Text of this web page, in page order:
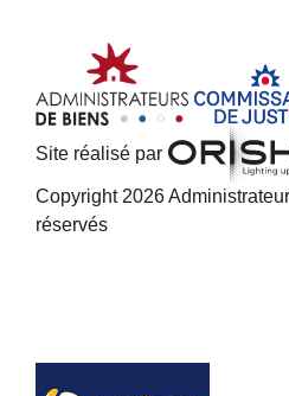
Site réalisé par
Copyright 2026
réservés